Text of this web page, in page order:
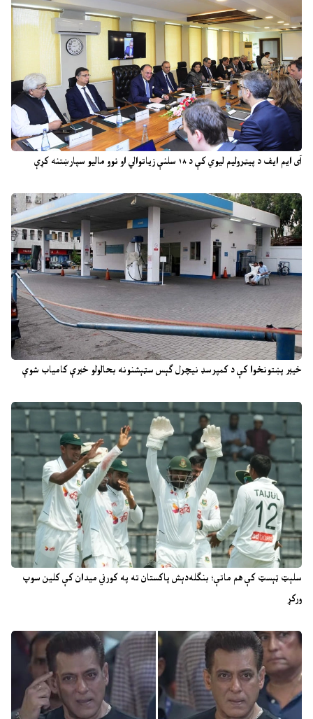
آی ایم ایف د پیټرولیم لیوي کې د ۱۸ سلنې زیاتوالي او نوو مالیو سپارښتنه کړې
خیبر پښتونخوا کې د کمپرسډ نیچرل ګېس سټېشنونه بحالولو خبرې کامیاب شوې
سلېټ ټېسټ کې هم ماتې؛ بنګله‌دېش پاکستان ته په کورني میدان کې کلین سوپ
ورکړ